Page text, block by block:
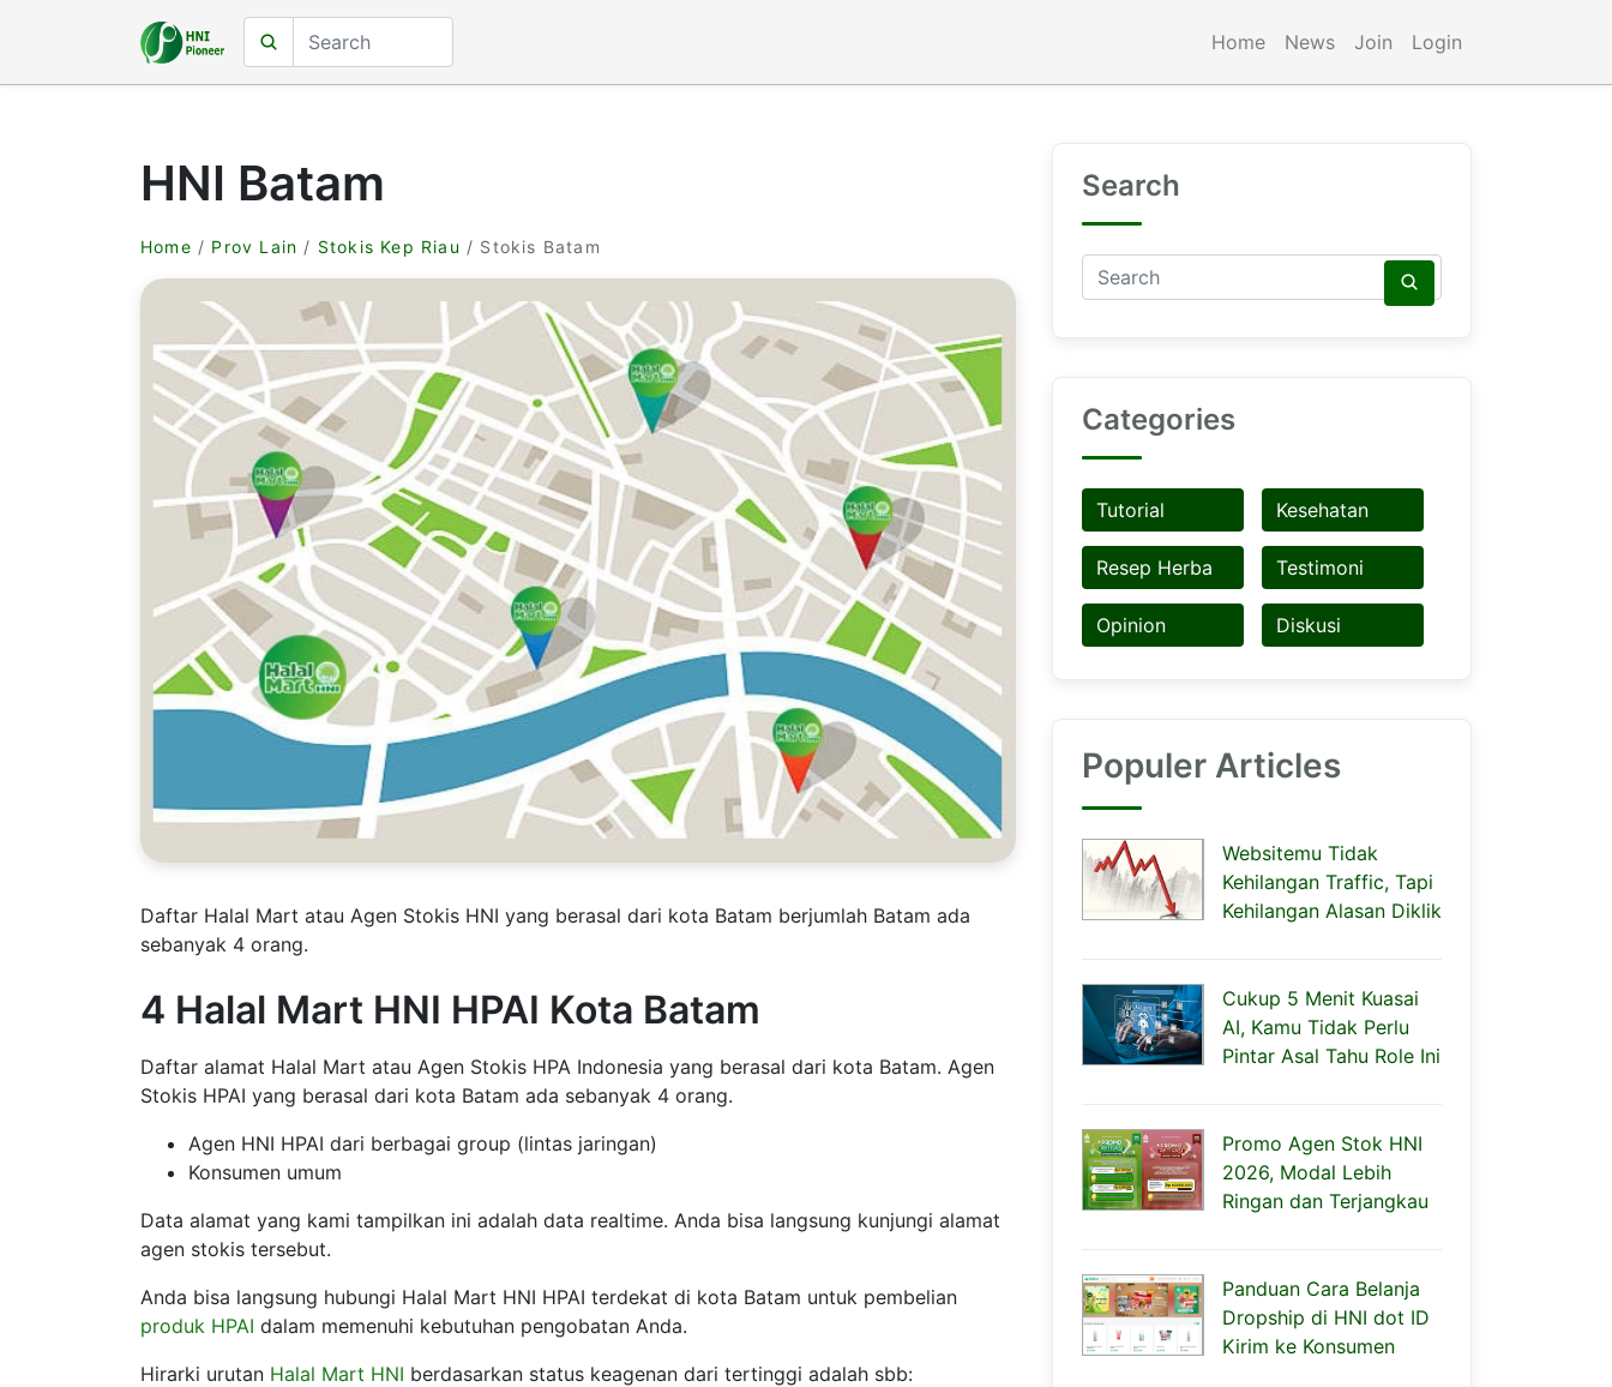
Home News Join Login
HNI Batam
Home / Prov Lain / Stokis Kep Riau / Stokis Batam
Daftar Halal Mart atau Agen Stokis HNI yang berasal dari kota Batam berjumlah Batam ada
sebanyak 4 orang.
4 Halal Mart HNI HPAI Kota Batam
Daftar alamat Halal Mart atau Agen Stokis HPA Indonesia yang berasal dari kota Batam. Agen
Stokis HPAI yang berasal dari kota Batam ada sebanyak 4 orang.
Agen HNI HPAI dari berbagai group (lintas jaringan)
Konsumen umum
Data alamat yang kami tampilkan ini adalah data realtime. Anda bisa langsung kunjungi alamat
agen stokis tersebut.
Anda bisa langsung hubungi Halal Mart HNI HPAI terdekat di kota Batam untuk pembelian
produk HPAI dalam memenuhi kebutuhan pengobatan Anda.
Hirarki urutan Halal Mart HNI berdasarkan status keagenan dari tertinggi adalah sbb:
Search
Categories
Tutorial Kesehatan
Resep Herba Testimoni
Opinion Diskusi
Populer Articles
Websitemu Tidak
Kehilangan Traffic, Tapi
Kehilangan Alasan Diklik
Cukup 5 Menit Kuasai
AI, Kamu Tidak Perlu
Pintar Asal Tahu Role Ini
Promo Agen Stok HNI
2026, Modal Lebih
Ringan dan Terjangkau
Panduan Cara Belanja
Dropship di HNI dot ID
Kirim ke Konsumen